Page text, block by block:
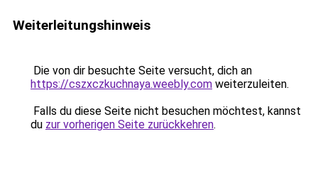
Weiterleitungshinweis
Die von dir besuchte Seite versucht, dich an
https://cszxczkuchnaya.weebly.com weiterzuleiten.
Falls du diese Seite nicht besuchen möchtest, kannst
du zur vorherigen Seite zurückkehren.